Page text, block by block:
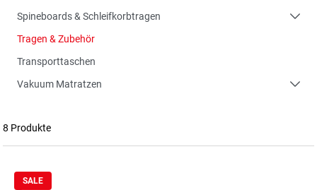
Spineboards & Schleifkorbtragen
Tragen & Zubehör
Transporttaschen
Vakuum Matratzen
8 Produkte
SALE